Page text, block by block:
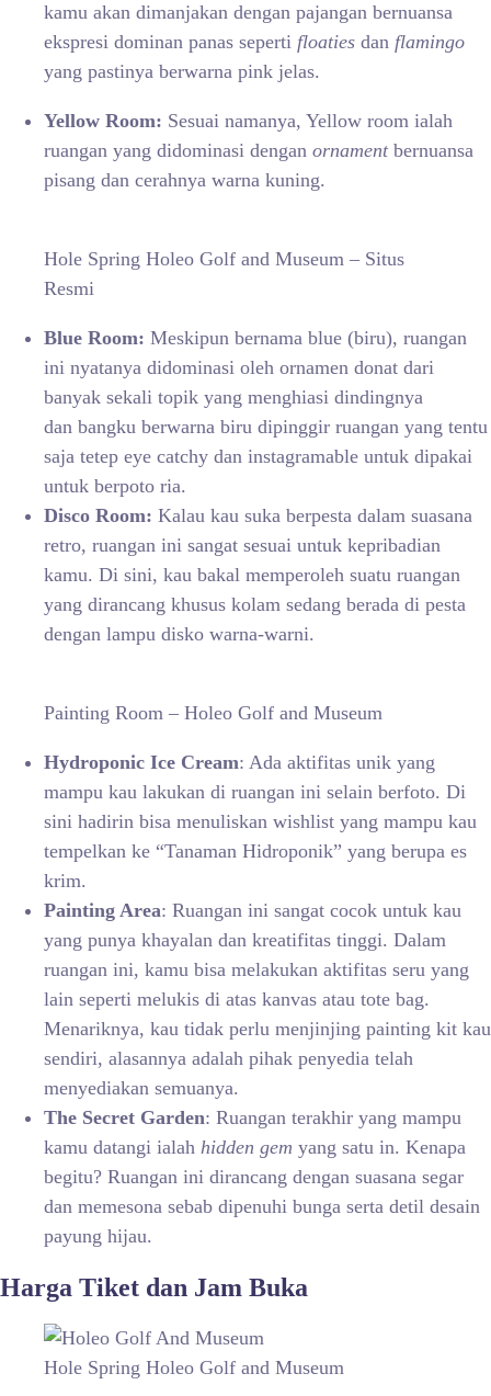
kamu akan dimanjakan dengan pajangan bernuansa
ekspresi dominan panas seperti floaties dan flamingo
yang pastinya berwarna pink jelas.
Yellow Room: Sesuai namanya, Yellow room ialah
ruangan yang didominasi dengan ornament bernuansa
pisang dan cerahnya warna kuning.
Hole Spring Holeo Golf and Museum – Situs
Resmi
Blue Room: Meskipun bernama blue (biru), ruangan
ini nyatanya didominasi oleh ornamen donat dari
banyak sekali topik yang menghiasi dindingnya
dan bangku berwarna biru dipinggir ruangan yang tentu
saja tetep eye catchy dan instagramable untuk dipakai
untuk berpoto ria.
Disco Room: Kalau kau suka berpesta dalam suasana
retro, ruangan ini sangat sesuai untuk kepribadian
kamu. Di sini, kau bakal memperoleh suatu ruangan
yang dirancang khusus kolam sedang berada di pesta
dengan lampu disko warna-warni.
Painting Room – Holeo Golf and Museum
Hydroponic Ice Cream: Ada aktifitas unik yang
mampu kau lakukan di ruangan ini selain berfoto. Di
sini hadirin bisa menuliskan wishlist yang mampu kau
tempelkan ke “Tanaman Hidroponik” yang berupa es
krim.
Painting Area: Ruangan ini sangat cocok untuk kau
yang punya khayalan dan kreatifitas tinggi. Dalam
ruangan ini, kamu bisa melakukan aktifitas seru yang
lain seperti melukis di atas kanvas atau tote bag.
Menariknya, kau tidak perlu menjinjing painting kit kau
sendiri, alasannya adalah pihak penyedia telah
menyediakan semuanya.
The Secret Garden: Ruangan terakhir yang mampu
kamu datangi ialah hidden gem yang satu in. Kenapa
begitu? Ruangan ini dirancang dengan suasana segar
dan memesona sebab dipenuhi bunga serta detil desain
payung hijau.
Harga Tiket dan Jam Buka
Hole Spring Holeo Golf and Museum